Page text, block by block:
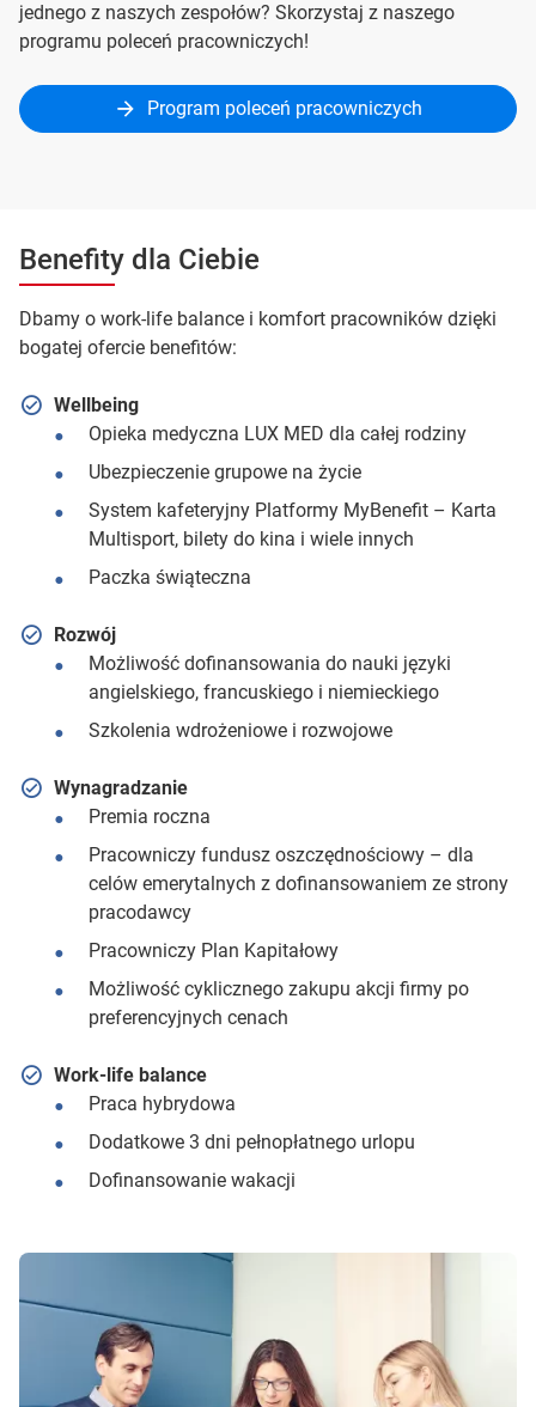
jednego z naszych zespołów? Skorzystaj z naszego
programu poleceń pracowniczych!
Program poleceń pracowniczych
Benefity dla Ciebie
Dbamy o work-life balance i komfort pracowników dzięki
bogatej ofercie benefitów:
Wellbeing
Opieka medyczna LUX MED dla całej rodziny
Ubezpieczenie grupowe na życie
System kafeteryjny Platformy MyBenefit – Karta
Multisport, bilety do kina i wiele innych
Paczka świąteczna
Rozwój
Możliwość dofinansowania do nauki języki
angielskiego, francuskiego i niemieckiego
Szkolenia wdrożeniowe i rozwojowe
Wynagradzanie
Premia roczna
Pracowniczy fundusz oszczędnościowy – dla
celów emerytalnych z dofinansowaniem ze strony
pracodawcy
Pracowniczy Plan Kapitałowy
Możliwość cyklicznego zakupu akcji firmy po
preferencyjnych cenach
Work-life balance
Praca hybrydowa
Dodatkowe 3 dni pełnopłatnego urlopu
Dofinansowanie wakacji